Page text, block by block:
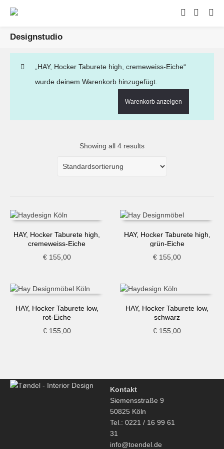
Designstudio
„HAY, Hocker Taburete high, cremeweiss-Eiche“
wurde deinem Warenkorb hinzugefügt.
Warenkorb anzeigen
Showing all 4 results
HAY, Hocker Taburete high,
cremeweiss-Eiche
€155,00
HAY, Hocker Taburete high,
grün-Eiche
€ 155,00
HAY, Hocker Taburete low,
rot-Eiche
€155,00
HAY, Hocker Taburete low,
schwarz
€ 155,00
Kontakt
Siemensstraße 9
50825 Köln
Tel.: 0221 / 16 99 61
31
info@toendel.de